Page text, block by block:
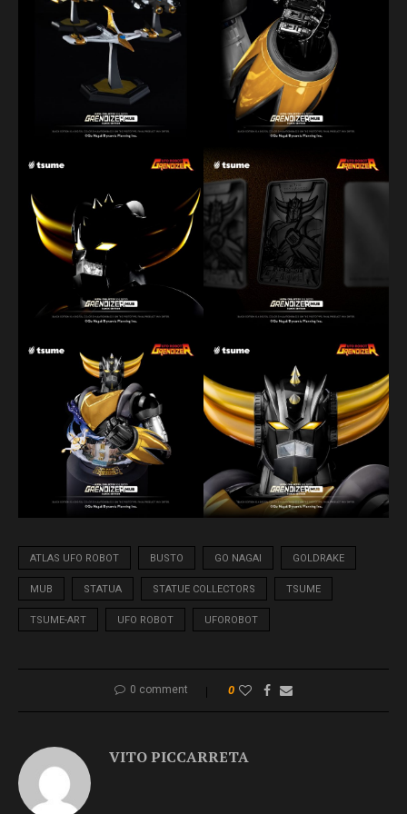
ATLAS UFO ROBOT BUSTO GO NAGAI GOLDRAKE
MUB STATUA STATUE COLLECTORS TSUME
TSUME-ART UFO ROBOT UFOROBOT
0 comment 0
VITO PICCARRETA